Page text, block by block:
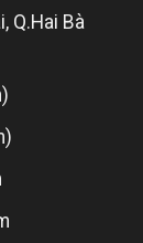
Q.Hai Bà